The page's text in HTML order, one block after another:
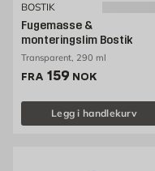
BOSTIK
Fugemasse &
monteringslim Bostik
Transparent, 290 ml
FRA Pris 159 NOK /stk
159 NOK
Legg i handlekurv